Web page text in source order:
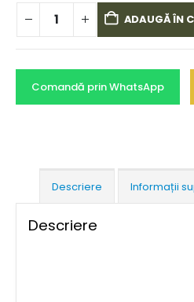
ADAUGĂ ÎN
Comandă prin WhatsApp
Descriere Informații
Descriere